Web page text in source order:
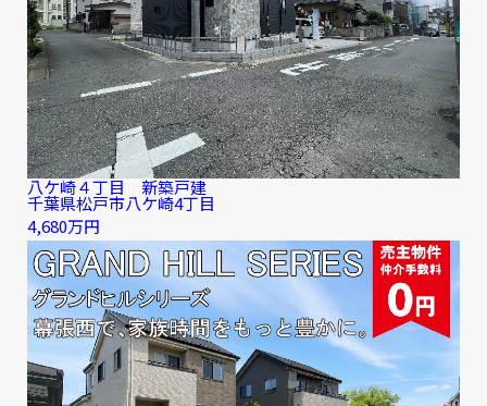
八ケ崎４丁目 新築戸建
千葉県松戸市八ケ崎4丁目
4,680万円